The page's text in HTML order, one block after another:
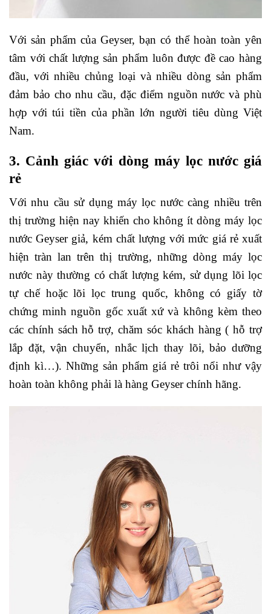
Với sản phẩm của Geyser, bạn có thể hoàn toàn yên
tâm với chất lượng sản phẩm luôn được đề cao hàng
đầu, với nhiều chủng loại và nhiều dòng sản phẩm
đảm bảo cho nhu cầu, đặc điểm nguồn nước và phù
hợp với túi tiền của phần lớn người tiêu dùng Việt
Nam.
3. Cảnh giác với dòng máy lọc nước giá
rẻ
Với nhu cầu sử dụng máy lọc nước càng nhiều trên
thị trường hiện nay khiến cho không ít dòng máy lọc
nước Geyser giả, kém chất lượng với mức giá rẻ xuất
hiện tràn lan trên thị trường, những dòng máy lọc
nước này thường có chất lượng kém, sử dụng lõi lọc
tự chế hoặc lõi lọc trung quốc, không có giấy tờ
chứng minh nguồn gốc xuất xứ và không kèm theo
các chính sách hỗ trợ, chăm sóc khách hàng ( hỗ trợ
lắp đặt, vận chuyển, nhắc lịch thay lõi, bảo dưỡng
định kì…). Những sản phẩm giá rẻ trôi nổi như vậy
hoàn toàn không phải là hàng Geyser chính hãng.